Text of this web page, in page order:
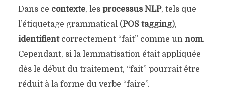
Dans ce contexte, les processus NLP, tels que
l’étiquetage grammatical (POS tagging),
identifientcorrectement “fait” comme un nom.
Cependant, si la lemmatisation était appliquée
dès le début du traitement, “fait” pourrait être
réduit à la forme du verbe “faire”.